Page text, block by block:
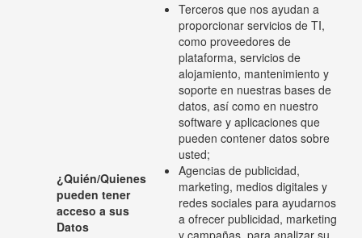
¿Quién/Quienes
pueden tener
acceso a sus
Datos
Terceros que nos ayudan a
proporcionar servicios de TI,
como proveedores de
plataforma, servicios de
alojamiento, mantenimiento y
soporte en nuestras bases de
datos, así como en nuestro
software y aplicaciones que
pueden contener datos sobre
usted;
Agencias de publicidad,
marketing, medios digitales y
redes sociales para ayudarnos
a ofrecer publicidad, marketing
y campañas, para analizar su